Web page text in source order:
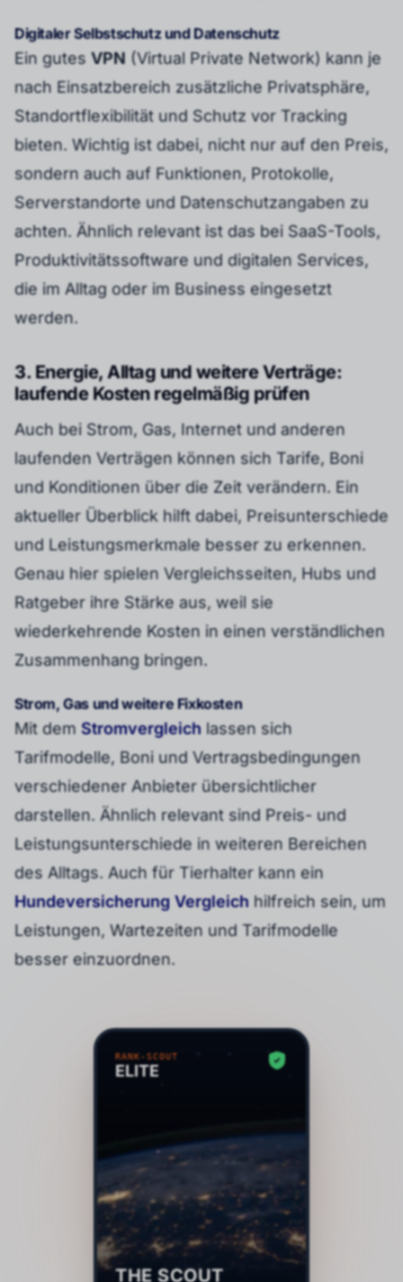
Digitaler Selbstschutz und Datenschutz
Ein gutes VPN (Virtual Private Network) kann je
nach Einsatzbereich zusätzliche Privatsphäre,
Standortflexibilität und Schutz vor Tracking
bieten. Wichtig ist dabei, nicht nur auf den Preis,
sondern auch auf Funktionen, Protokolle,
Serverstandorte und Datenschutzangaben zu
achten. Ähnlich relevant ist das bei SaaS-Tools,
Produktivitätssoftware und digitalen Services,
die im Alltag oder im Business eingesetzt
werden.
3. Energie, Alltag und weitere Verträge:
laufende Kosten regelmäßig prüfen
Auch bei Strom, Gas, Internet und anderen
laufenden Verträgen können sich Tarife, Boni
und Konditionen über die Zeit verändern. Ein
aktueller Überblick hilft dabei, Preisunterschiede
und Leistungsmerkmale besser zu erkennen.
Genau hier spielen Vergleichsseiten, Hubs und
Ratgeber ihre Stärke aus, weil sie
wiederkehrende Kosten in einen verständlichen
Zusammenhang bringen.
Strom, Gas und weitere Fixkosten
Mit dem Stromvergleich lassen sich
Tarifmodelle, Boni und Vertragsbedingungen
verschiedener Anbieter übersichtlicher
darstellen. Ähnlich relevant sind Preis- und
Leistungsunterschiede in weiteren Bereichen
des Alltags. Auch für Tierhalter kann ein
Hundeversicherung Vergleich hilfreich sein, um
Leistungen, Wartezeiten und Tarifmodelle
besser einzuordnen.
RANK-SCOUT
ELITE
THE SCOUT